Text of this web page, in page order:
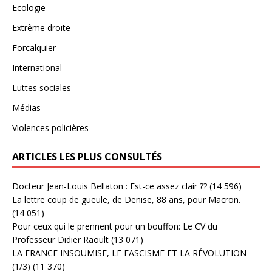
Ecologie
Extrême droite
Forcalquier
International
Luttes sociales
Médias
Violences policières
ARTICLES LES PLUS CONSULTÉS
Docteur Jean-Louis Bellaton : Est-ce assez clair ?? (14 596)
La lettre coup de gueule, de Denise, 88 ans, pour Macron.
(14 051)
Pour ceux qui le prennent pour un bouffon: Le CV du
Professeur Didier Raoult (13 071)
LA FRANCE INSOUMISE, LE FASCISME ET LA RÉVOLUTION
(1/3) (11 370)